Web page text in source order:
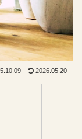
2026.05.20